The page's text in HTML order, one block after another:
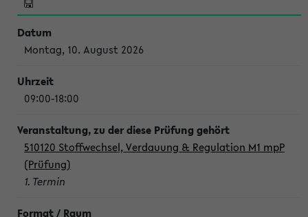
Montag, 10. August 2026
09:00-18:00
510120 Stoffwechsel, Verdauung & Regulation M1 mpP
(Prüfung)
1. Termin